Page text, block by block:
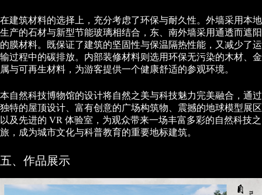
在建筑材料的选择上，充分考虑了环保与耐久性。外墙采用本地
生产的石材与新型节能玻璃相结合，东、南外墙采用通透而遮阳
的膜材料。既保证了建筑的坚固性与保温隔热性能，又减少了运
输过程中的碳排放。内部装修材料则选用环保无污染的木材、金
属与可再生材料，为游客提供一个健康舒适的参观环境。
本自然科技博物馆的设计将自然之美与科技魅力完美融合，通过
独特的屋顶设计、富有创意的广场构筑物、震撼的地球模型展区
以及先进的 VR 体验室，为观众带来一场丰富多彩的自然科技之
旅，成为城市文化与科普教育的重要地标建筑。
五、作品展示